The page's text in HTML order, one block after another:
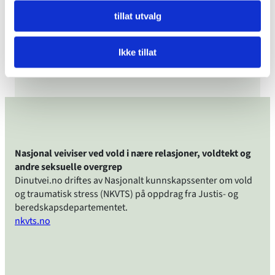
tillat utvalg
Ikke tillat
Har funnet ut at jeg driver med psykisk
Nasjonal veiviser ved vold i nære relasjoner, voldtekt og
andre seksuelle overgrep
Dinutvei.no driftes av Nasjonalt kunnskapssenter om vold
og traumatisk stress (NKVTS) på oppdrag fra Justis- og
beredskapsdepartementet.
nkvts.no